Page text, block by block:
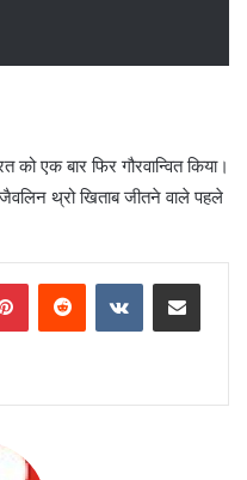
को एक बार फिर गौरवान्वित किया।
थ्रो खिताब जीतने वाले पहले
PinterestReddit VKontakteShare via Email